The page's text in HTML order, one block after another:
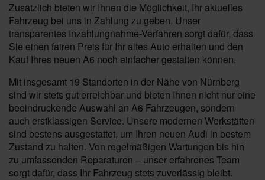
Zusätzlich bieten wir Ihnen die Möglichkeit, Ihr aktuelles
Fahrzeug bei uns in Zahlung zu geben. Unser
transparentes Inzahlungnahme-Verfahren sorgt dafür, dass
Sie einen fairen Preis für Ihr altes Auto erhalten und den
Kauf Ihres neuen A6 noch einfacher gestalten können.
Mit insgesamt 19 Standorten in der Nähe von Nürnberg
sind wir stets gut erreichbar und bieten Ihnen nicht nur eine
beeindruckende Auswahl an A6 Fahrzeugen, sondern
auch erstklassigen Service. Unsere modernen Werkstätten
sind bestens ausgestattet, um Ihren neuen Audi in bestem
Zustand zu halten. Von regelmäßigen Wartungen bis hin
zu umfassenden Reparaturen – unser erfahrenes Team
sorgt dafür, dass Ihr Fahrzeug stets zuverlässig bleibt.